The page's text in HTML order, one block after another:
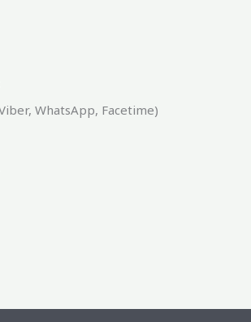
WhatsApp, Facetime)